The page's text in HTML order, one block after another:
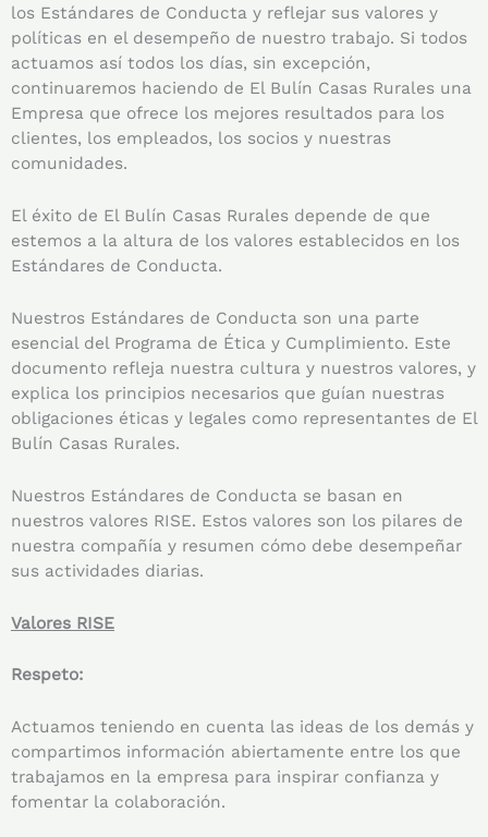
los Estándares de Conducta y reflejar sus valores y
políticas en el desempeño de nuestro trabajo. Si todos
actuamos así todos los días, sin excepción,
continuaremos haciendo de El Bulín Casas Rurales una
Empresa que ofrece los mejores resultados para los
clientes, los empleados, los socios y nuestras
comunidades.
El éxito de El Bulín Casas Rurales depende de que
estemos a la altura de los valores establecidos en los
Estándares de Conducta.
Nuestros Estándares de Conducta son una parte
esencial del Programa de Ética y Cumplimiento. Este
documento refleja nuestra cultura y nuestros valores, y
explica los principios necesarios que guían nuestras
obligaciones éticas y legales como representantes de El
Bulín Casas Rurales.
Nuestros Estándares de Conducta se basan en
nuestros valores RISE. Estos valores son los pilares de
nuestra compañía y resumen cómo debe desempeñar
sus actividades diarias.
Valores RISE
Respeto:
Actuamos teniendo en cuenta las ideas de los demás y
compartimos información abiertamente entre los que
trabajamos en la empresa para inspirar confianza y
fomentar la colaboración.